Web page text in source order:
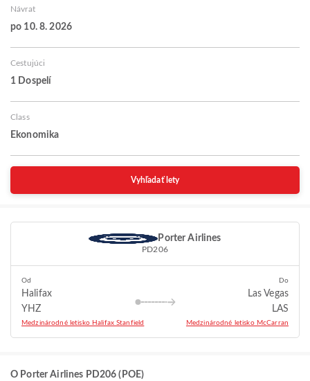
Návrat
po 10. 8. 2026
Cestujúci
1 Dospelí
Class
Ekonomika
Vyhľadať lety
Porter Airlines
PD206
Od
Halifax
YHZ
Medzinárodné letisko Halifax Stanfield
Do
Las Vegas
LAS
Medzinárodné letisko McCarran
O Porter Airlines PD206 (POE)